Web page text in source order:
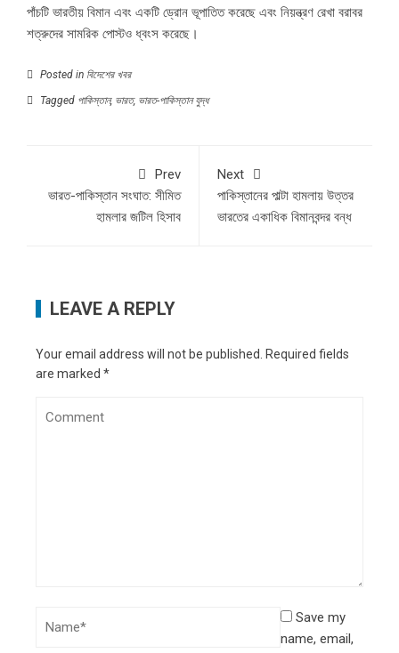
পাঁচটি ভারতীয় বিমান এবং একটি ড্রোন ভূপাতিত করেছে এবং নিয়ন্ত্রণ রেখা বরাবর
শত্রুদের সামরিক পোস্টও ধ্বংস করেছে।
Posted in বিদেশের খবর
Tagged পাকিস্তান, ভারত, ভারত-পাকিস্তান যুদ্ধ
Prev
ভারত-পাকিস্তান সংঘাত: সীমিত
হামলার জটিল হিসাব
Next
পাকিস্তানের পাল্টা হামলায় উত্তর
ভারতের একাধিক বিমানবন্দর বন্ধ
LEAVE A REPLY
Your email address will not be published.
Required fields
are marked *
Save my
name, email,